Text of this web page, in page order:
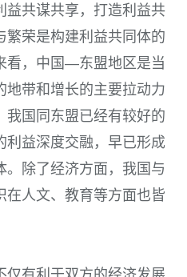
益共谋共享，打造利益共
繁荣是构建利益共同体的
看，中国—东盟地区是当
地带和增长的主要拉动力
我国同东盟已经有较好的
利益深度交融，早已形成
。除了经济方面，我国与
在人文、教育等方面也皆